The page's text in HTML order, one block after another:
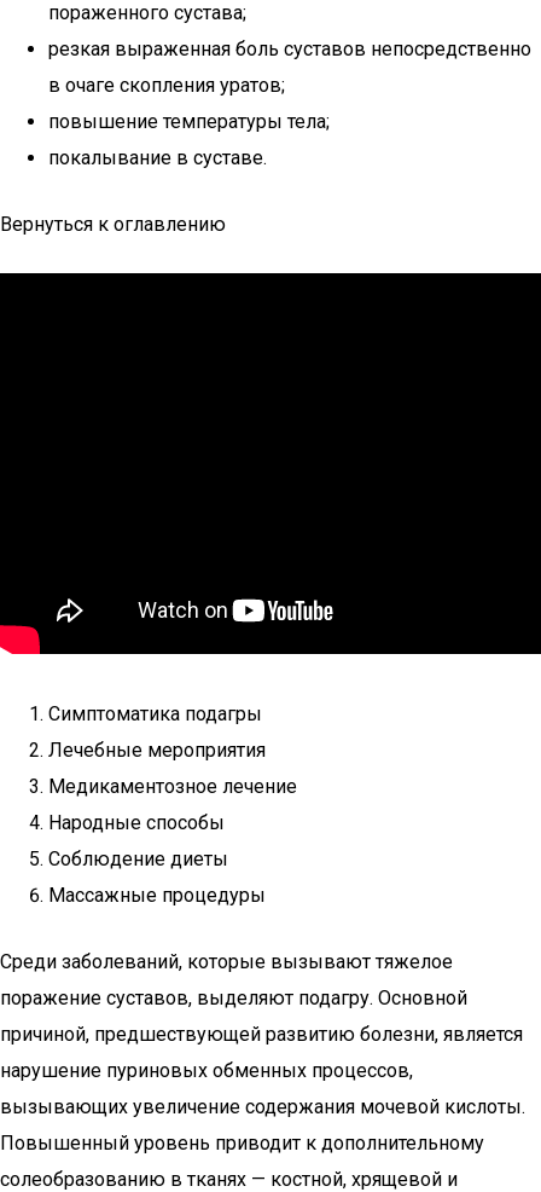
пораженного сустава;
резкая выраженная боль суставов непосредственно
в очаге скопления уратов;
повышение температуры тела;
покалывание в суставе.
Вернуться к оглавлению
Симптоматика подагры
Лечебные мероприятия
Медикаментозное лечение
Народные способы
Соблюдение диеты
Массажные процедуры
Среди заболеваний, которые вызывают тяжелое
поражение суставов, выделяют подагру. Основной
причиной, предшествующей развитию болезни, является
нарушение пуриновых обменных процессов,
вызывающих увеличение содержания мочевой кислоты.
Повышенный уровень приводит к дополнительному
солеобразованию в тканях — костной, хрящевой и